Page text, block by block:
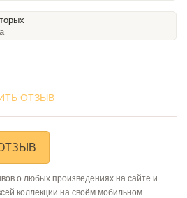
ОТЗЫВ
о любых произведениях на сайте и
коллекции на своём мобильном